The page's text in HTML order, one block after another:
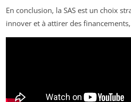
En conclusion, la SAS est un choix
innover et à attirer des